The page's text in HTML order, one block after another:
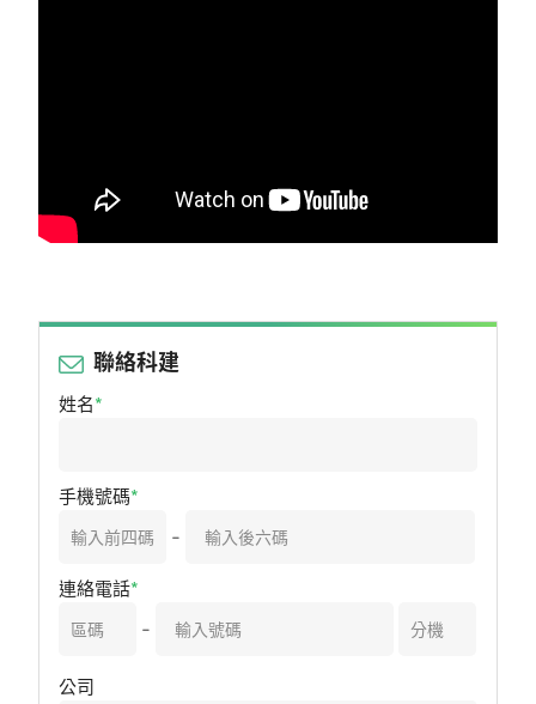
聯絡科建
姓名
手機號碼
-
連絡電話
-
公司